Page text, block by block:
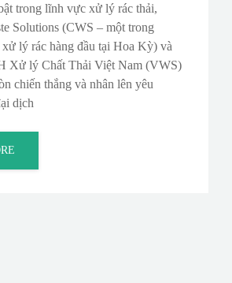
trong lĩnh vực xử lý rác thải,
Solutions (CWS – một trong
lý rác hàng đầu tại Hoa Kỳ) và
Xử lý Chất Thải Việt Nam (VWS)
chiến thắng và nhân lên yêu
dịch